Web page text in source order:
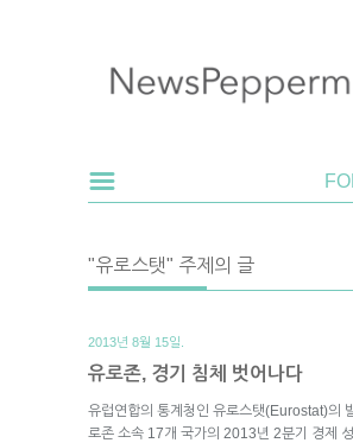
"유로스탯" 주제의 글
2013년 8월 15일.
유로존, 경기 침체 벗어나다
유럽연합의 통계청인 유로스탯(Eurostat)의
로존 소속 17개 국가의 2013년 2분기 경제